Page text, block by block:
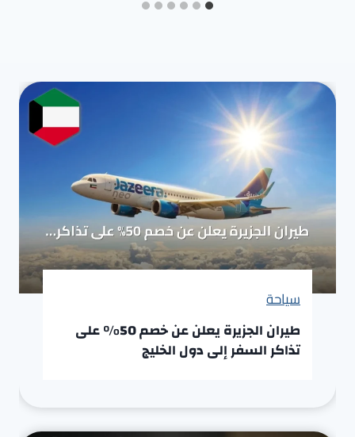
سياحة
طيران الجزيرة يعلن عن خصم 50% على
تذاكر السفر إلى دول الخليج